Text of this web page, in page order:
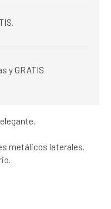
y GRATIS
metálicos laterales.